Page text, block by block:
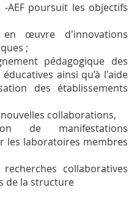
AEF poursuit les objectifs
œuvre d'innovations
;
pédagogique des
ainsi qu’à l'aide
des établissements
collaborations,
de manifestations
les laboratoires membres
collaboratives
de la structure